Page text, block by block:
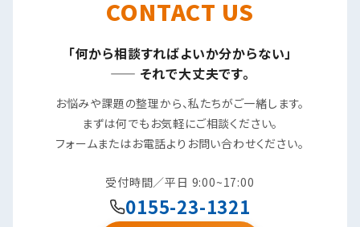
CONTACT US
「何から相談すればよいか分からない」
—— それで大丈夫です。
お悩みや課題の整理から、私たちがご一緒します。
まずは何でもお気軽にご相談ください。
フォームまたはお電話よりお問い合わせください。
受付時間／平日 9:00~17:00
0155-23-1321